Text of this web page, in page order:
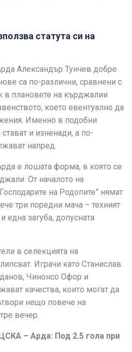
статута си на
Александър Тунчев добре
са по-различни, сравнени с
в плановете на кърджалии
което евентуално да
Именно в подобни
и изненади, а по-
напред.
е лошата форма, в която се
От началото на
на Родопите” нямат
три поредни мача – техният
една загуба, допусната
в селекцията на
Играчи като Станислав
Чинонсо Офор и
качества, които могат да
нещо повече на
вечер.
– Арда: Под 2.5 гола при